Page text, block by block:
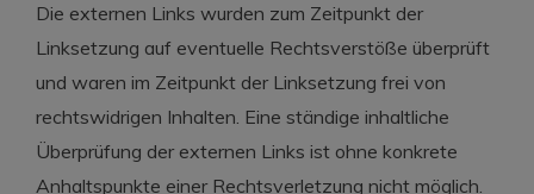
Die externen Links wurden zum Zeitpunkt der
Linksetzung auf eventuelle Rechtsverstöße überprüft
und waren im Zeitpunkt der Linksetzung frei von
rechtswidrigen Inhalten. Eine ständige inhaltliche
Überprüfung der externen Links ist ohne konkrete
Anhaltspunkte einer Rechtsverletzung nicht möglich.